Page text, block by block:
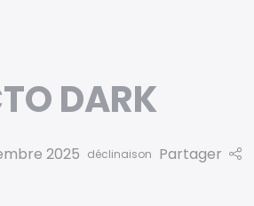
DARK
2025 déclinaison Partager